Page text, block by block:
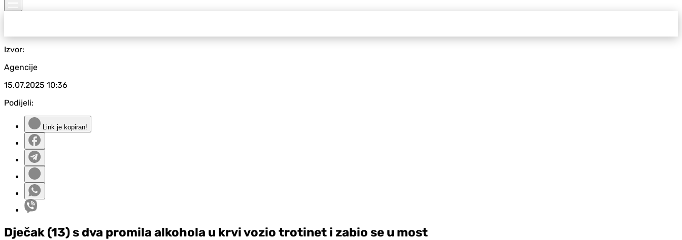
Izvor:
Agencije
15.07.2025 10:36
Podijeli:
Link je kopiran!
Dječak (13) s dva promila alkohola u krvi vozio trotinet i zabio se u most